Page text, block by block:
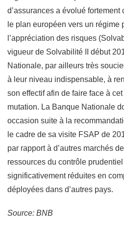
d’assurances a évolué
le plan européen vers un régime
l’appréciation des risques
vigueur de Solvabilité II début
Nationale, par ailleurs très
à leur niveau indispensable, à
son effectif afin de faire face à
mutation. La Banque Nationale
occasion suite à la
le cadre de sa visite FSAP de
par rapport à d’autres marchés
ressources du contrôle
significativement réduites en
déployées dans d’autres pays.
Source: BNB